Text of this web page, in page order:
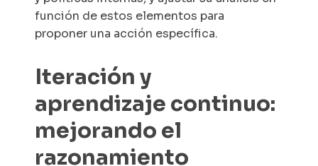
función de estos elementos para
proponer una acción específica.
Iteración y
aprendizaje continuo:
mejorando el
razonamiento